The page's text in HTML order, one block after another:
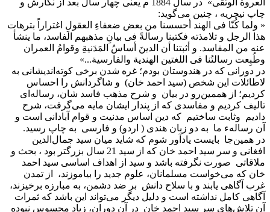
العروة الوثقی» در سال 1884 م یعنی چهار سال بعد از نگارش و
چاپ نیچریه ، چنین می‌گوید:
« ولما کُنّا فی الهند أحسسنا من بعض ضعفاءِ العقولِ اغتراراً بترهات
هذا الرجل و تلامذته فکتبنا رسالةً فی بیانِ مذهبهم الفاسد، ما ینشأ
عنه من المفاسد. و أثبتنا أن الدینَ أساسُ المَدَنیةِ وقوامُ العمران
وطُبِعت رسالتُنا فی اللغتین الهندیة والفارسیة...»
در دورانی که در هندوستان بودم؛ غره شدن برخی کوته‌اندیشانی به
لاطائلات این شخص (سید احمد خان) و شاگردانش را احساس
کردیم؛ از هممین‌رو در بیان و شرح مذهب فاسد شان، رساله‌ای
تالیف کردیم و مفاسدی که از پندار ایشان مایه می‌گرفت، شرح
دادیم وثابت ساختیم که دین اساس مدنیت و قوام آبادانی است و
آن رسالهء ما به دو زبان هندی ( اردو) و فارسی به چاپ رسید.
در همین‌جا بایست یادآور شوم که شاید میان سید جمال‌الدین
افغانی و سر سید احمد خان که از سید 21 سال بزرگتر بود ، بحث و
ملاقاتی صورت نگرفته باشد و سید از اهداف اساسی سید احمد
خان که می‌خواست مسلمانان، علوم جدید را بیاموزند، از تمدن
غرب آگاهی یابند و با سلاح دانش بر ضد دشمن، به مبارزه برخیزند،
آگاهی کامل نداشته است و دلیل دیگر می‌تواند این باشد که ثمرات
آن تلاش‌های سر سید احمد خان در آن دوران، زیاد محسوس نبوده